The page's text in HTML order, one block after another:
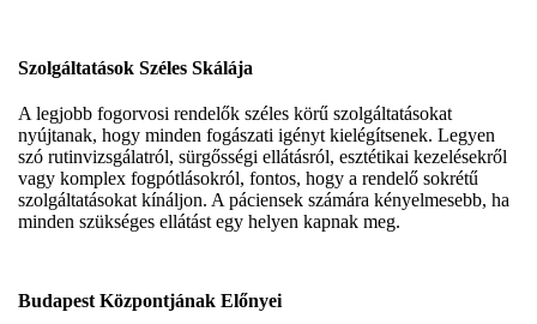
Szolgáltatások Széles Skálája
A legjobb fogorvosi rendelők széles körű szolgáltatásokat
nyújtanak, hogy minden fogászati igényt kielégítsenek. Legyen
szó rutinvizsgálatról, sürgősségi ellátásról, esztétikai kezelésekről
vagy komplex fogpótlásokról, fontos, hogy a rendelő sokrétű
szolgáltatásokat kínáljon. A páciensek számára kényelmesebb, ha
minden szükséges ellátást egy helyen kapnak meg.
Budapest Központjának Előnyei